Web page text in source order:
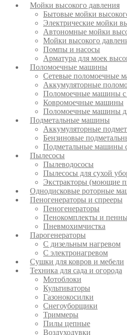
Мойки высокого давления
Бытовые мойки
Электрические мойки
Автономные мойки
Мойки высокого
Помпы и насосы
Арматура для моек
Поломоечные машины
Сетевые поломоечные
Аккумуляторные
Поломоечные машины с
Ковромоечные машины
Поломоечные машины
Подметальные машины
Аккумуляторные
Бензиновые
Подметальные машины
Пылесосы
Пылеводососы
Пылесосы для сухой
Экстракторы (моющие
Однодисковые роторные
Пеногенераторы и спрееры
Пеногенераторы
Пенокомплекты и
Пневмохимчистка
Парогенераторы
С дизельным нагревом
С электронагревом
Сушки для ковров и мебели
Техника для сада и огорода
Мотоблоки
Культиваторы
Газонокосилки
Снегоуборщики
Триммеры
Пилы цепные
Воздуходувки